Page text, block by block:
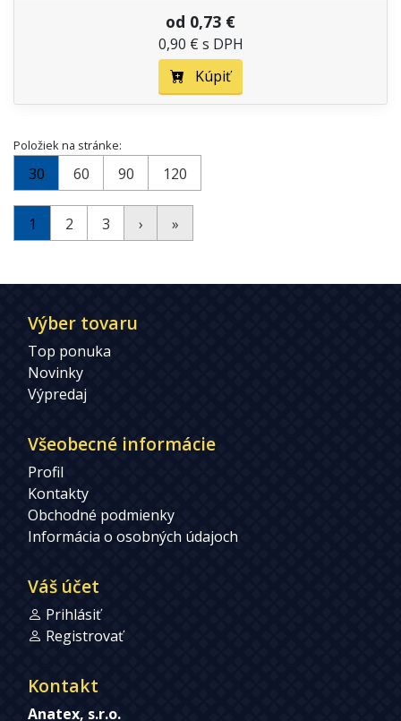
od 0,73 €
0,90 € s DPH
Kúpiť
Položiek na stránke:
30 60 90 120
1 2 3 › »
Výber tovaru
Top ponuka
Novinky
Výpredaj
Všeobecné informácie
Profil
Kontakty
Obchodné podmienky
Informácia o osobných údajoch
Váš účet
Prihlásiť
Registrovať
Kontakt
Anatex, s.r.o.